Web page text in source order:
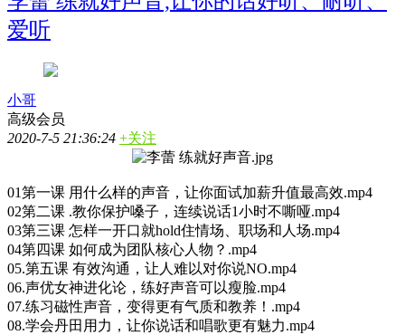
爱听
小哥
高级会员
2020-7-5 21:36:24 +关注
01第一课 用什么样的声音，让你面试加薪升值最高效.mp4
02第二课 .教你保护嗓子，连续说话1小时不嘶哑.mp4
03第三课 怎样一开口就hold住情场、职场和人场.mp4
04第四课 如何成为团队核心人物？.mp4
05.第五课 有效沟通，让人难以对你说NO.mp4
06.声优女神进化论，练好声音可以瘦脸.mp4
07.练习磁性声音，变得更有气质和教养！.mp4
08.学会丹田用力，让你说话和唱歌更有魅力.mp4